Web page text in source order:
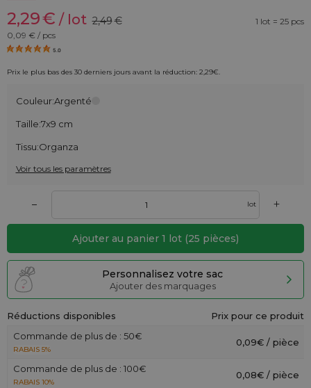
2,29€ / lot 2,49€
1 lot = 25 pcs
0,09 € / pcs
5.0
Prix le plus bas des 30 derniers jours avant la réduction: 2,29€.
Couleur:Argenté
Taille:7x9 cm
Tissu:Organza
Voir tous les paramètres
– lot +
Ajouter au panier 1 lot (25 pièces)
Personnalisez votre sac
Ajouter des marquages
Réductions disponibles
Prix pour ce produit
Commande de plus de : 50€
RABAIS 5%
0,09€ / pièce
Commande de plus de : 100€
RABAIS 10%
0,08€ / pièce